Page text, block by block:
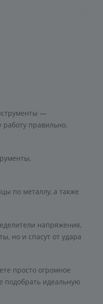
—
правильно.
по металлу, а также
напряжения,
но и спасут от удара
просто огромное
подобрать идеальную